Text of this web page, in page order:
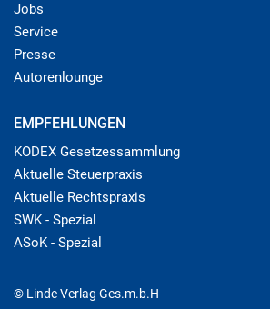
Jobs
Service
Presse
Autorenlounge
EMPFEHLUNGEN
KODEX Gesetzessammlung
Aktuelle Steuerpraxis
Aktuelle Rechtspraxis
SWK - Spezial
ASoK - Spezial
© Linde Verlag Ges.m.b.H